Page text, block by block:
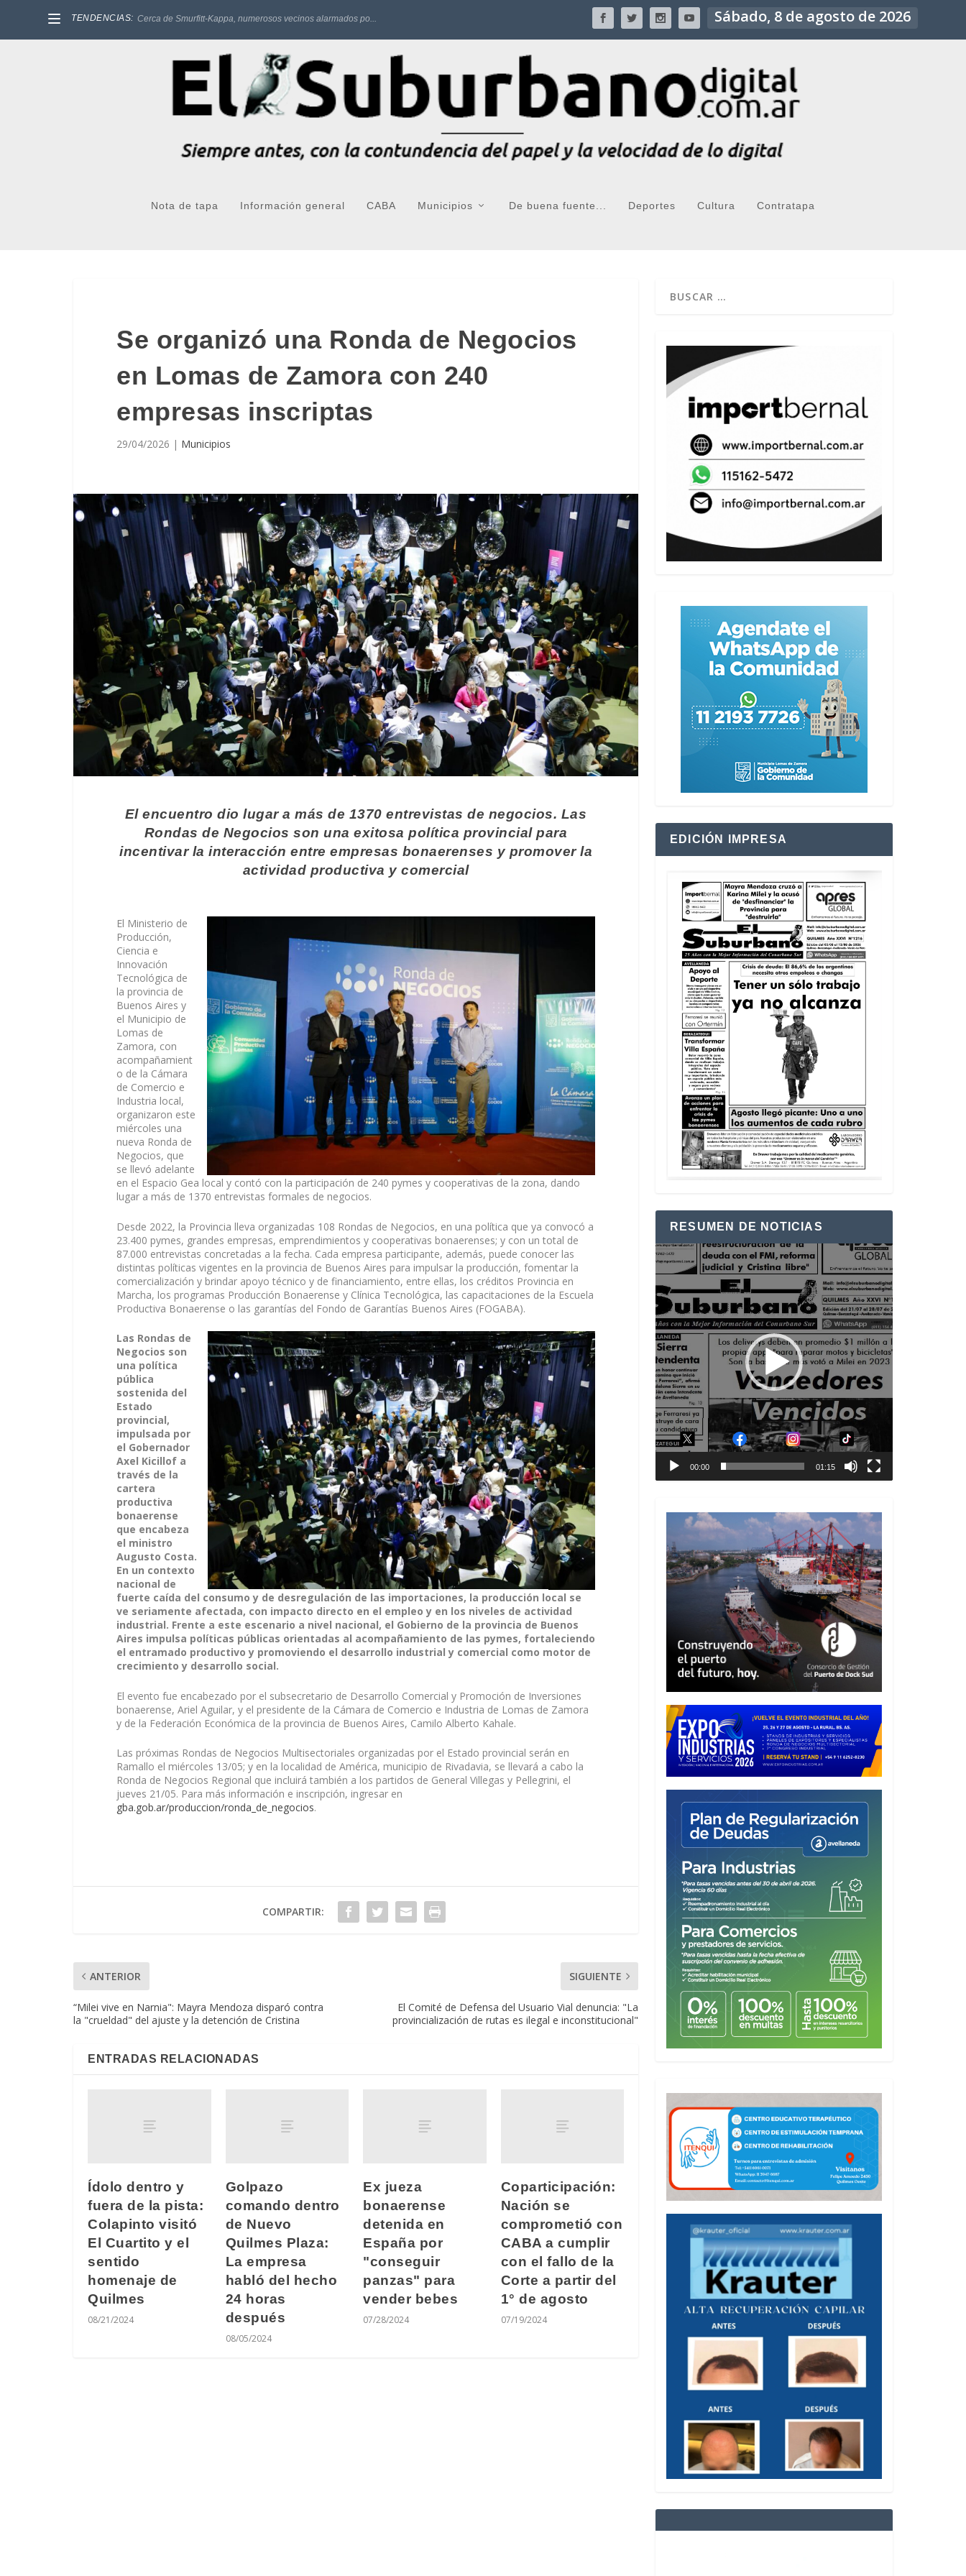
TENDENCIAS: Cerca de Smurfitt-Kappa, numerosos vecinos alarmados po... Sábado, 8 de agosto de 2026
Nota de tapa Información general CABA Municipios De buena fuente... Deportes Cultura Contratapa
Se organizó una Ronda de Negocios
en Lomas de Zamora con 240
empresas inscriptas
29/04/2026 | Municipios
El encuentro dio lugar a más de 1370 entrevistas de negocios. Las
Rondas de Negocios son una exitosa política provincial para
incentivar la interacción entre empresas bonaerenses y promover la
actividad productiva y comercial
El Ministerio de
Producción,
Ciencia e
Innovación
Tecnológica de
la provincia de
Buenos Aires y
el Municipio de
Lomas de
Zamora, con
acompañamient
o de la Cámara
de Comercio e
Industria local,
organizaron este
miércoles una
nueva Ronda de
Negocios, que
se llevó adelante
en el Espacio Gea local y contó con la participación de 240 pymes y cooperativas de la zona, dando
lugar a más de 1370 entrevistas formales de negocios.
Desde 2022, la Provincia lleva organizadas 108 Rondas de Negocios, en una política que ya convocó a
23.400 pymes, grandes empresas, emprendimientos y cooperativas bonaerenses; y con un total de
87.000 entrevistas concretadas a la fecha. Cada empresa participante, además, puede conocer las
distintas políticas vigentes en la provincia de Buenos Aires para impulsar la producción, fomentar la
comercialización y brindar apoyo técnico y de financiamiento, entre ellas, los créditos Provincia en
Marcha, los programas Producción Bonaerense y Clínica Tecnológica, las capacitaciones de la Escuela
Productiva Bonaerense o las garantías del Fondo de Garantías Buenos Aires (FOGABA).
Las Rondas de
Negocios son
una política
pública
sostenida del
Estado
provincial,
impulsada por
el Gobernador
Axel Kicillof a
través de la
cartera
productiva
bonaerense
que encabeza
el ministro
Augusto Costa.
En un contexto
nacional de
fuerte caída del consumo y de desregulación de las importaciones, la producción local se
ve seriamente afectada, con impacto directo en el empleo y en los niveles de actividad
industrial. Frente a este escenario a nivel nacional, el Gobierno de la provincia de Buenos
Aires impulsa políticas públicas orientadas al acompañamiento de las pymes, fortaleciendo
el entramado productivo y promoviendo el desarrollo industrial y comercial como motor de
crecimiento y desarrollo social.
El evento fue encabezado por el subsecretario de Desarrollo Comercial y Promoción de Inversiones
bonaerense, Ariel Aguilar, y el presidente de la Cámara de Comercio e Industria de Lomas de Zamora
y de la Federación Económica de la provincia de Buenos Aires, Camilo Alberto Kahale.
Las próximas Rondas de Negocios Multisectoriales organizadas por el Estado provincial serán en
Ramallo el miércoles 13/05; y en la localidad de América, municipio de Rivadavia, se llevará a cabo la
Ronda de Negocios Regional que incluirá también a los partidos de General Villegas y Pellegrini, el
jueves 21/05. Para más información e inscripción, ingresar en
gba.gob.ar/produccion/ronda_de_negocios.
COMPARTIR:
ANTERIOR
“Milei vive en Narnia": Mayra Mendoza disparó contra
la "crueldad" del ajuste y la detención de Cristina
SIGUIENTE
El Comité de Defensa del Usuario Vial denuncia: "La
provincialización de rutas es ilegal e inconstitucional"
ENTRADAS RELACIONADAS
Ídolo dentro y
fuera de la pista:
Colapinto visitó
El Cuartito y el
sentido
homenaje de
Quilmes
08/21/2024
Golpazo
comando dentro
de Nuevo
Quilmes Plaza:
La empresa
habló del hecho
24 horas
después
08/05/2024
Ex jueza
bonaerense
detenida en
España por
"conseguir
panzas" para
vender bebes
07/28/2024
Coparticipación:
Nación se
comprometió con
CABA a cumplir
con el fallo de la
Corte a partir del
1° de agosto
07/19/2024
EDICIÓN IMPRESA
RESUMEN DE NOTICIAS
Reproductor
de
vídeo
00:00 01:15